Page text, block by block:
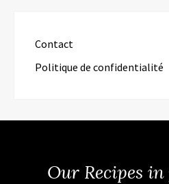
Contact
Politique de confidentialité
Our Recipes